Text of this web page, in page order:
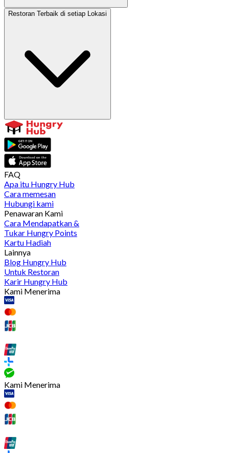
Restoran Terbaik di setiap Lokasi
FAQ
Apa itu Hungry Hub
Cara memesan
Hubungi kami
Penawaran Kami
Cara Mendapatkan &
Tukar Hungry Points
Kartu Hadiah
Lainnya
Blog Hungry Hub
Untuk Restoran
Karir Hungry Hub
Kami Menerima
Kami Menerima